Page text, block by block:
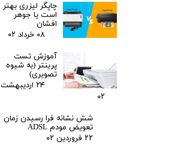
چاپگر لیزری بهتر
است یا جوهر
افشان
۰۸ خرداد ۰۲
آموزش تست
پرینتر (به شیوه
تصویری)
۲۴ اردیبهشت
۰۲
شش نشانه فرا رسیدن زمان
تعویض مودم ADSL
۲۲ فروردین ۰۲